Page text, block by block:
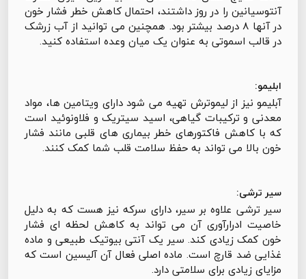
آنتوسیانین را در روز داشتند، احتمال کاهش خطر فشار خون
در آنها ۸ درصد بیشتر بود. همچنین می توانید از آب زرشک
در قالب اسموتی به عنوان یک میان وعده استفاده کنید.
ابلیمو:
آبلیمو نیز از لیموترش تهیه می شود دارای ويتامين ها، مواد
معدنی و ترکیبات گیاهی، اسید سیتریک و فلاونوئید است
که با کاهش فاکتورهای خطر بیماری های قلبی مانند فشار
خون بالا می تواند به حفظ سلامت قلب شما کمک کنند.
سیر ترشی:
سیر ترشی علاوه بر سیر، دارای سرکه نیز هست که به دلیل
خاصیت ادرارآوری آن می تواند به کاهش لحظه ای فشار
خون کمک زیادی کند. سیر یک آنتی بیوتیک طبیعی و ماده
غذایی ضد قارچ است. ماده اصلی فعال آن آلیسین است که
مزایای زیادی برای سلامتی دارد.